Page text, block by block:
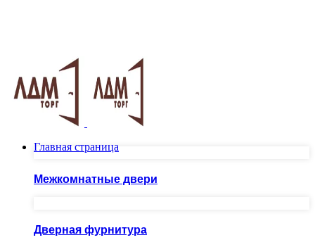
Главная страница
Межкомнатные двери
Дверная фурнитура